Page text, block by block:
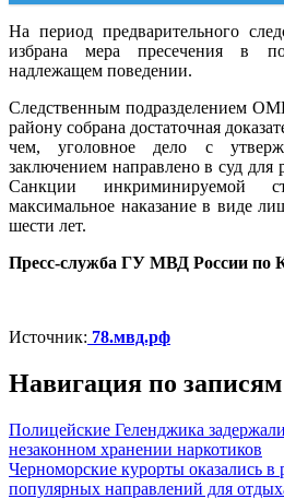
На период предварительного
избрана мера пресечения в
надлежащем поведении.
Следственным подразделением
району собрана достаточная
чем, уголовное дело с
заключением направлено в суд для
Санкции инкриминируемой
максимальное наказание в виде
шести лет.
Пресс-служба ГУ МВД России по
Источник: 78.мвд.рф
Навигация по записям
Полицейские Геленджика
незаконном хранении наркотиков
Черноморские курорты оказались в
популярных направлений для